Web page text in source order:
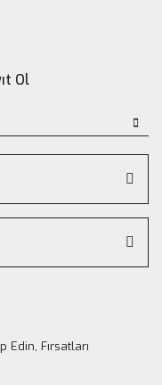
Ol
Edin, Fırsatları